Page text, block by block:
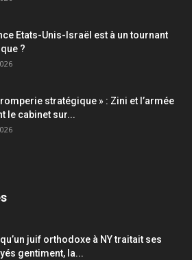
Etats-Unis-Israël est à un tournant
?
stratégique » : Zini et l’armée
le cabinet sur...
juif orthodoxe à NY traitait ses
gentiment, la...